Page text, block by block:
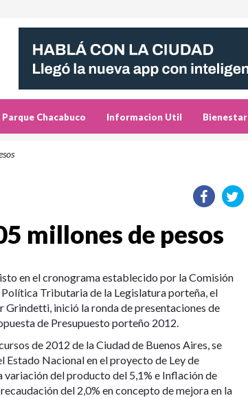
Parque Chacabuco Informacion Util Bienestar
millones de pesos
en el cronograma establecido por la Comisión
Tributaria de la Legislatura porteña, el
inició la ronda de presentaciones de
de Presupuesto porteño 2012.
de 2012 de la Ciudad de Buenos Aires, se
Nacional en el proyecto de Ley de
variación del producto del 5,1% e Inflación de
del 2,0% en concepto de mejora en la